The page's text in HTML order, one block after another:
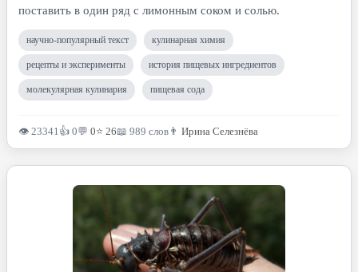
поставить в один ряд с лимонным соком и солью.
научно-популярный текст кулинарная химия
рецепты и эксперименты история пищевых ингредиентов
молекулярная кулинария пищевая сода
👁 23341👍 0💬 0⭐ 26📖 989 слов 👨 Ирина Селезнёва